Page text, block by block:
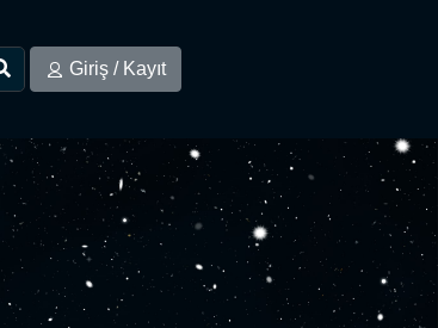
Giriş / Kayıt